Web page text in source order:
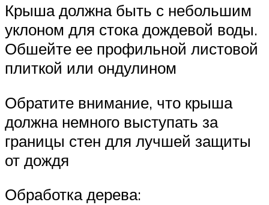
Крыша должна быть с небольшим
уклоном для стока дождевой воды.
Обшейте ее профильной листовой
плиткой или ондулином
Обратите внимание, что крыша
должна немного выступать за
границы стен для лучшей защиты
от дождя
Обработка дерева: